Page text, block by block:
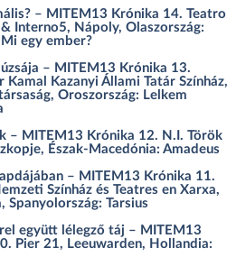
– MITEM13 Krónika 14. Teatro
Interno5, Nápoly, Olaszország:
egy ember?
– MITEM13 Krónika 13.
Kamal Kazanyi Állami Tatár Színház,
Oroszország: Lelkem
– MITEM13 Krónika 12. N.I. Török
Észak-Macedónia: Amadeus
– MITEM13 Krónika 11.
Színház és Teatres en Xarxa,
Spanyolország: Tarsius
együtt lélegző táj – MITEM13
Pier 21, Leeuwarden, Hollandia: